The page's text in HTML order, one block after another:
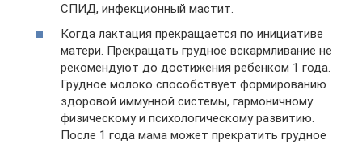
СПИД, инфекционный мастит.
Когда лактация прекращается по инициативе
матери. Прекращать грудное вскармливание не
рекомендуют до достижения ребенком 1 года.
Грудное молоко способствует формированию
здоровой иммунной системы, гармоничному
физическому и психологическому развитию.
После 1 года мама может прекратить грудное